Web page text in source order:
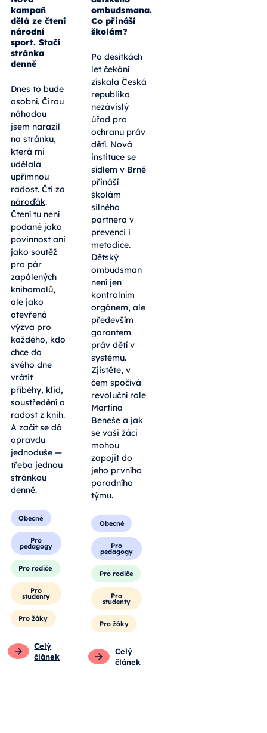
Čti za
nároďák:
Nová
kampaň
dělá ze čtení
národní
denně
Dnes to bude
osobní. Čirou
náhodou
jsem narazil
na stránku,
která mi
udělala
upřímnou
radost. Čti za
nároďák.
Čtení tu není
podané jako
povinnost ani
jako soutěž
pro pár
zapálených
knihomolů,
ale jako
otevřená
výzva pro
každého, kdo
chce do
svého dne
vrátit
příběhy, klid,
soustředění a
radost z knih.
A začít se dá
opravdu
jednoduše —
třeba jednou
denně.
Obecné
Pro
pedagogy
Pro rodiče
Pro
studenty
Pro žáky
dětského
ombudsmana.
Co přináší
školám?
Po desítkách
let čekání
získala Česká
republika
nezávislý
úřad pro
ochranu práv
dětí. Nová
instituce se
sídlem v Brně
přináší
školám
silného
partnera v
prevenci i
metodice.
Dětský
ombudsman
není jen
kontrolním
orgánem, ale
především
garantem
práv dětí v
systému.
Zjistěte, v
čem spočívá
revoluční role
Martina
Beneše a jak
se vaši žáci
mohou
zapojit do
jeho prvního
poradního
týmu.
Obecné
Pro
pedagogy
Pro rodiče
Pro
studenty
Pro žáky
Celý
článek